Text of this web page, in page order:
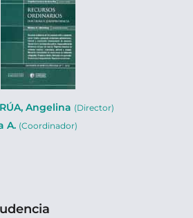
Angelina (Director)
A. (Coordinador)